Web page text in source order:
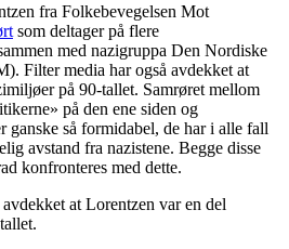
fra Folkebevegelsen Mot
som deltager på flere
med nazigruppa Den Nordiske
Filter media har også avdekket at
på 90-tallet. Samrøret mellom
på den ene siden og
ganske så formidabel, de har i alle fall
avstand fra nazistene. Begge disse
konfronteres med dette.
at Lorentzen var en del